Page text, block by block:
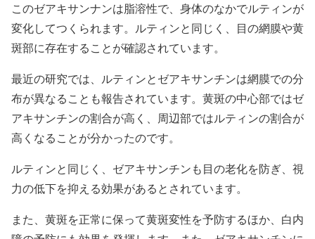
このゼアキサンナンは脂溶性で、身体のなかでルティンが
変化してつくられます。ルティンと同じく、目の網膜や黄
斑部に存在することが確認されています。
最近の研究では、ルティンとゼアキサンチンは網膜での分
布が異なることも報告されています。黄斑の中心部ではゼ
アキサンチンの割合が高く、周辺部ではルティンの割合が
高くなることが分かったのです。
ルティンと同じく、ゼアキサンチンも目の老化を防ぎ、視
力の低下を抑える効果があるとされています。
また、黄斑を正常に保って黄斑変性を予防するほか、白内